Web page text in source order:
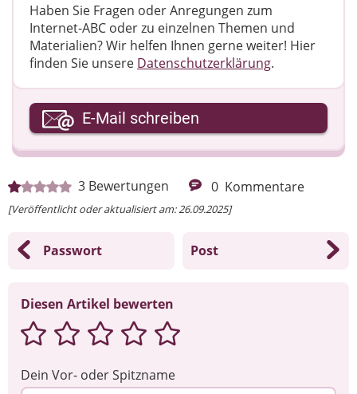
3 Bewertungen 0 Kommentare
[Veröffentlicht oder aktualisiert am: 26.09.2025]
Passwort Post
Diesen Artikel bewerten
Dein Vor- oder Spitzname
Haben Sie Fragen oder Anregungen zum
Internet-ABC oder zu einzelnen Themen und
Materialien? Wir helfen Ihnen gerne weiter! ​Hier
finden Sie unsere Datenschutzerklärung.
Ihre E-Mail-Adresse
Ihre Nachricht
E-Mail schreiben